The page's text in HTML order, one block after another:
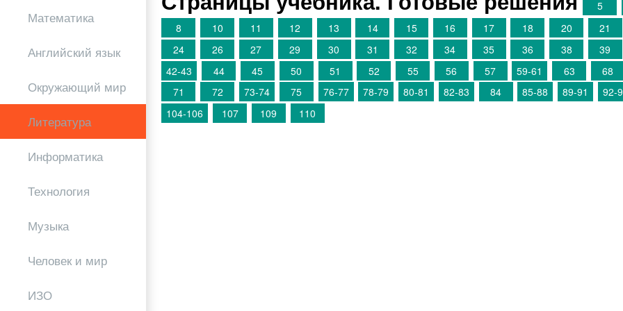
Математика
Английский язык
Окружающий мир
Литература
Информатика
Технология
Музыка
Человек и мир
ИЗО
5
8
10 11 12 13 14 15 16 17 18 20 21
24
26 27 29 30 31 32 34 35 36 38 39
42-43
44 45 50 51 52 55 56 57 59-61 63 68
71
72 73-74 75 76-77 78-79 80-81 82-83 84 85-88 89-91 92-
104-106
107 109 110